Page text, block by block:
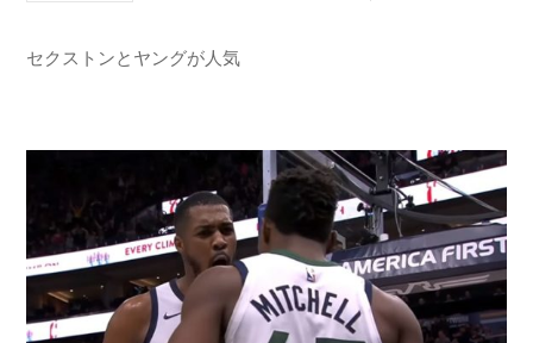
セクストンとヤングが人気